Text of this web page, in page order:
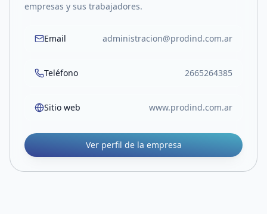
empresas y sus trabajadores.
Email administracion@prodind.com.ar
Teléfono 2665264385
Sitio web www.prodind.com.ar
Ver perfil de la empresa